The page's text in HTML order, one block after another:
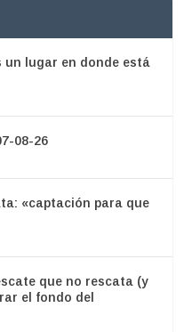
un lugar en donde está
08-26
«captación para que
que no rescata (y
el fondo del